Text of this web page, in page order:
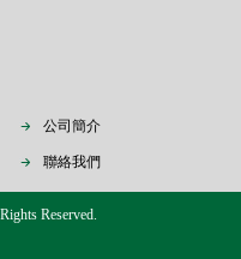
公司簡介
聯絡我們
Reserved.